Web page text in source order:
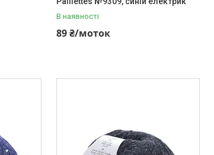
В наявності
89 ₴/моток